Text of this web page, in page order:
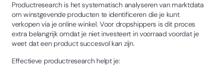
Productresearch is het systematisch analyseren van marktdata
om winstgevende producten te identificeren die je kunt
verkopen via je online winkel. Voor dropshippers is dit proces
extra belangrijk omdat je niet investeert in voorraad voordat je
weet dat een product succesvol kan zijn.
Effectieve productresearch helpt je: